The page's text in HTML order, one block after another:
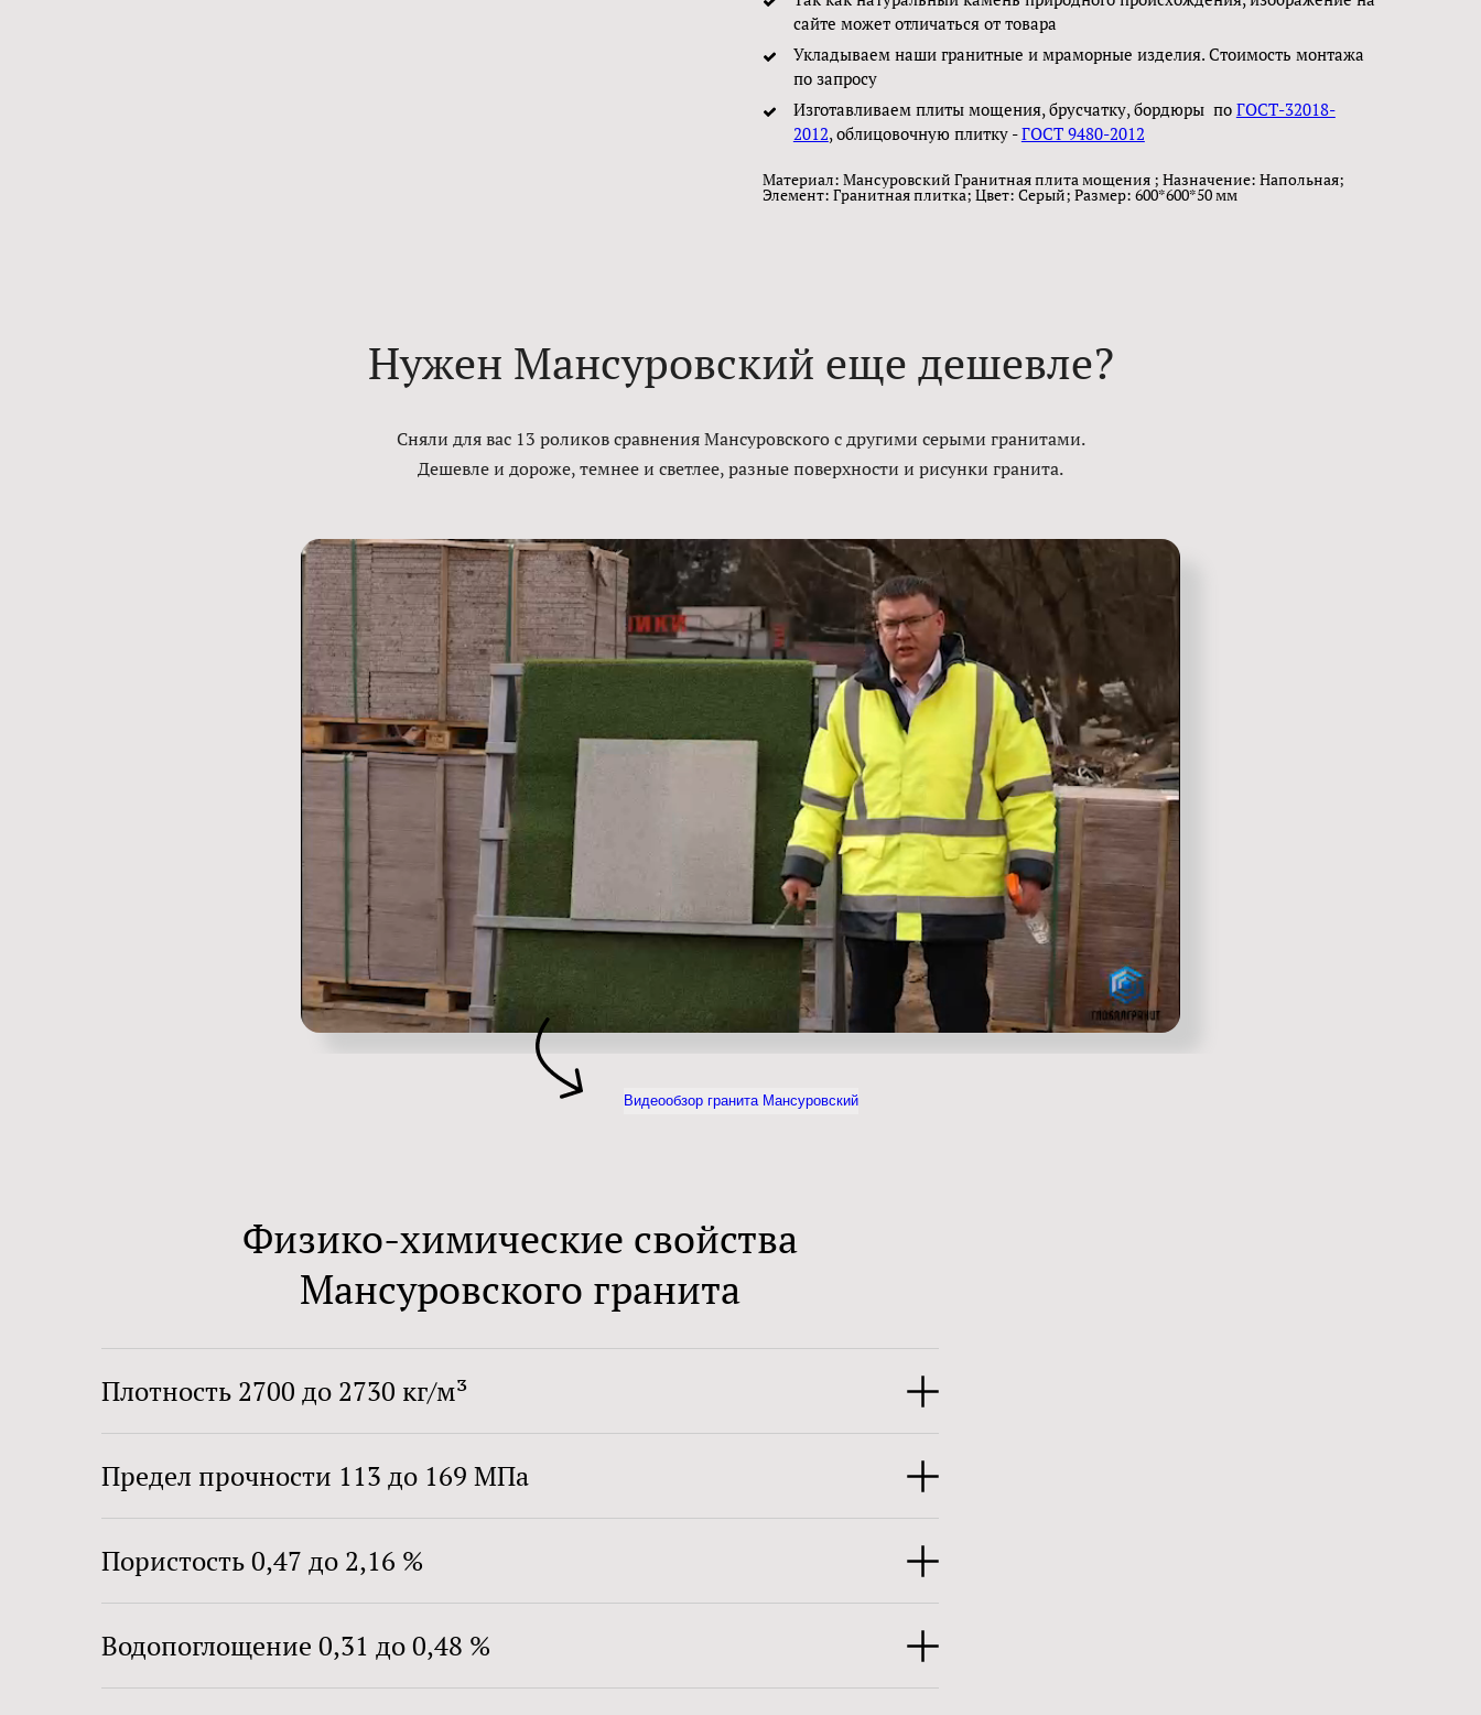
сайте может отличаться от товара
Укладываем наши гранитные и мраморные изделия. Стоимость монтажа
по запросу
Изготавливаем плиты мощения, брусчатку, бордюры по ГОСТ-32018-
2012, облицовочную плитку -ГОСТ 9480-2012
Материал: Мансуровский Гранитная плита мощения ; Назначение: Напольная;
Элемент: Гранитная плитка; Цвет: Серый; Размер: 600*600*50 мм
Нужен Мансуровский еще дешевле?
Сняли для вас 13 роликов сравнения Мансуровского с другими серыми гранитами.
Дешевле и дороже, темнее и светлее, разные поверхности и рисунки гранита.
Видеообзор гранита Мансуровский
Физико-химические свойства
Мансуровского гранита
Плотность 2700 до 2730 кг/м³
Предел прочности 113 до 169 МПа
Пористость 0,47 до 2,16 %
Водопоглощение 0,31 до 0,48 %